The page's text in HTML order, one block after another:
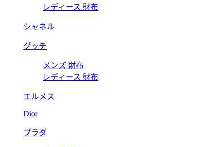
レディース 財布
シャネル
グッチ
メンズ 財布
レディース 財布
エルメス
Dior
プラダ